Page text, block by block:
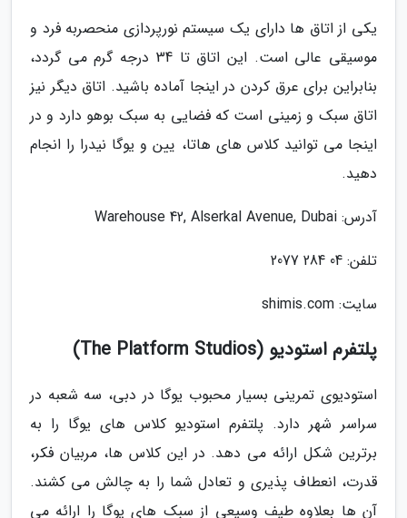
یکی از اتاق ها دارای یک سیستم نورپردازی منحصربه فرد و
موسیقی عالی است. این اتاق تا 34 درجه گرم می گردد،
بنابراین برای عرق کردن در اینجا آماده باشید. اتاق دیگر نیز
اتاق سبک و زمینی است که فضایی به سبک بوهو دارد و در
اینجا می توانید کلاس های هاتا، یین و یوگا نیدرا را انجام
دهید.
آدرس: Warehouse 42, Alserkal Avenue, Dubai
تلفن: 04 284 2077
سایت: shimis.com
پلتفرم استودیو (The Platform Studios)
استودیوی تمرینی بسیار محبوب یوگا در دبی، سه شعبه در
سراسر شهر دارد. پلتفرم استودیو کلاس های یوگا را به
برترین شکل ارائه می دهد. در این کلاس ها، مربیان فکر،
قدرت، انعطاف پذیری و تعادل شما را به چالش می کشند.
آن ها بعلاوه طیف وسیعی از سبک های یوگا را ارائه می